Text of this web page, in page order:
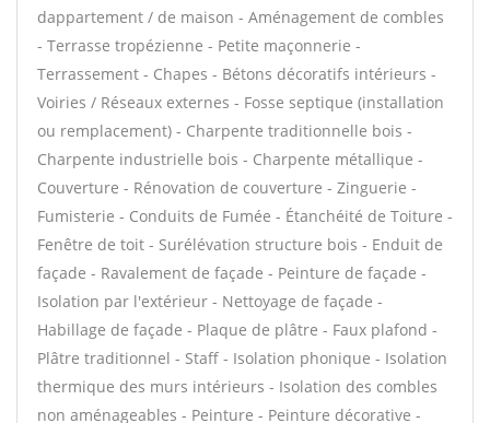
dappartement / de maison - Aménagement de combles
- Terrasse tropézienne - Petite maçonnerie -
Terrassement - Chapes - Bétons décoratifs intérieurs -
Voiries / Réseaux externes - Fosse septique (installation
ou remplacement) - Charpente traditionnelle bois -
Charpente industrielle bois - Charpente métallique -
Couverture - Rénovation de couverture - Zinguerie -
Fumisterie - Conduits de Fumée - Étanchéité de Toiture -
Fenêtre de toit - Surélévation structure bois - Enduit de
façade - Ravalement de façade - Peinture de façade -
Isolation par l'extérieur - Nettoyage de façade -
Habillage de façade - Plaque de plâtre - Faux plafond -
Plâtre traditionnel - Staff - Isolation phonique - Isolation
thermique des murs intérieurs - Isolation des combles
non aménageables - Peinture - Peinture décorative -